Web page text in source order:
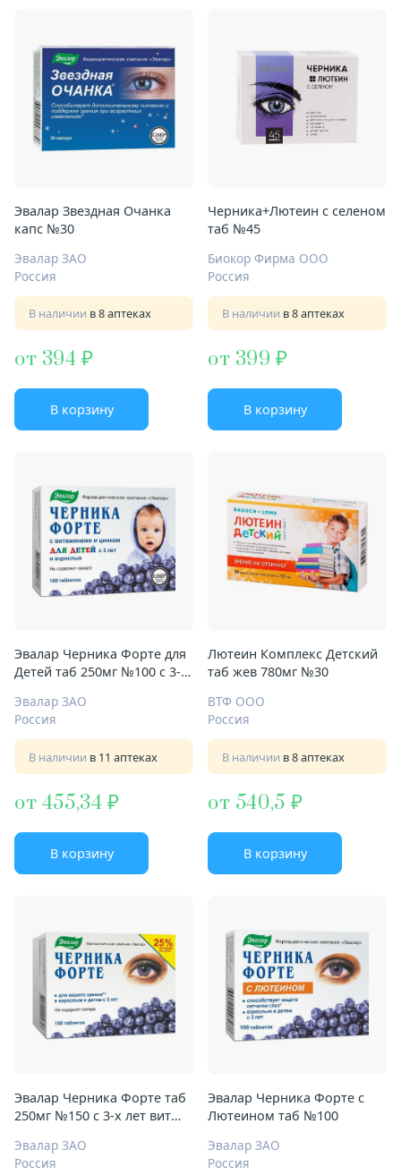
Эвалар Звездная Очанка
капс №30
Эвалар ЗАО
Россия
В наличии в 8 аптеках
от 394
В корзину
Черника+Лютеин с селеном
таб №45
Биокор Фирма ООО
Россия
В наличии в 8 аптеках
от 399
В корзину
Эвалар Черника Форте для
Детей таб 250мг №100 с 3-х
Эвалар ЗАО
Россия
В наличии в 11 аптеках
от 455,34
В корзину
Лютеин Комплекс Детский
таб жев 780мг №30
ВТФ ООО
Россия
В наличии в 8 аптеках
от 540,5
В корзину
Эвалар Черника Форте таб
250мг №150 с 3-х лет вит
Эвалар ЗАО
Россия
Эвалар Черника Форте с
Лютеином таб №100
Эвалар ЗАО
Россия